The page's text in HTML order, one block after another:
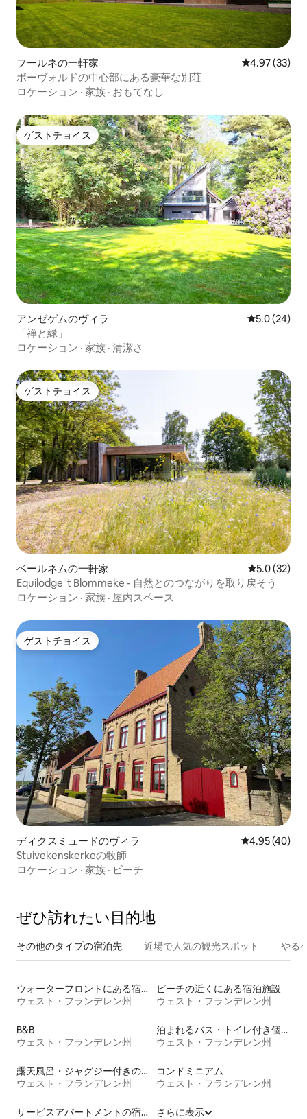
フールネの一軒家 レビュー33
4.97 (33)
ボーヴォルドの中心部にある豪華な別荘
ロケーション · 家族 · おもてなし
ゲストチョイス
ゲストチョイス
アンゼゲムのヴィラ レビュー24
5.0 (24)
「禅と緑」
ロケーション · 家族 · 清潔さ
ゲストチョイス
ゲストチョイス
ベールネムの一軒家 レビュー32
5.0 (32)
Equilodge 't Blommeke - 自然とのつながりを取り戻そう
ロケーション · 家族 · 屋内スペース
ゲストチョイス
ゲストチョイス
ディクスミュードのヴィラ レビュー40
4.95 (40)
Stuivekenskerkeの牧師
ロケーション · 家族 · ビーチ
ぜひ訪⁠れ⁠た⁠い目⁠的⁠地
その他のタ⁠イ⁠プ⁠の宿⁠泊⁠先 近場で人気の観光スポット やる
ウォーターフロントにある宿泊施設
ウェスト・フランデレン州
ビーチの近くにある宿泊施設
ウェスト・フランデレン州
B&B
ウェスト・フランデレン州
泊まれるバス・トイレ付き個室
ウェスト・フランデレン州
露天風呂・ジャグジー付きの宿泊施設
ウェスト・フランデレン州
コンドミニアム
ウェスト・フランデレン州
サービスアパートメントの宿泊施設
さらに表示